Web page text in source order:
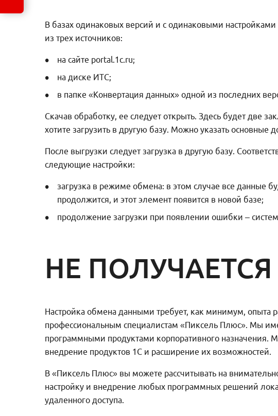
В базах одинаковых версий и с одинаковыми
из трех источников:
на сайте portal.1c.ru;
на диске ИТС;
в папке «Конвертация данных» одной из последних
Скачав обработку, ее следует открыть. Здесь будет две
хотите загрузить в другую базу. Можно указать основные
После выгрузки следует загрузка в другую базу.
следующие настройки:
загрузка в режиме обмена: в этом случае все данные
продолжится, и этот элемент появится в новой базе;
продолжение загрузки при появлении ошибки –
НЕ
Настройка обмена данными требует, как минимум, опыта
профессиональным специалистам «Пиксель Плюс». Мы
программными продуктами корпоративного назначения.
внедрение продуктов 1С и расширение их возможностей.
В «Пиксель Плюс» вы можете рассчитывать на
настройку и внедрение любых программных решений
удаленного доступа.